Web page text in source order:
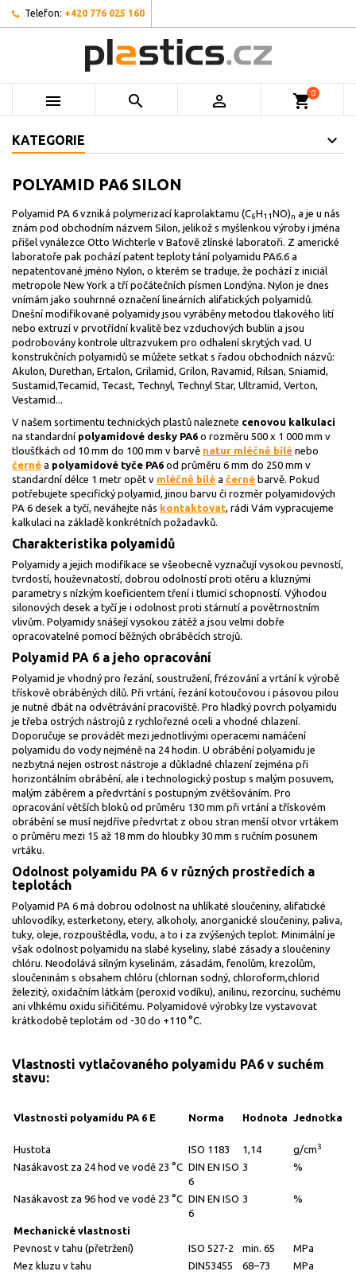
Telefon: +420 776 025 160
   shopping_cart0
KATEGORIE
POLYAMID PA6 SILON
Polyamid PA 6 vzniká polymerizací kaprolaktamu (C6H11 NO)n a je u nás
znám pod obchodním názvem Silon, jelikož s myšlenkou výroby i jména
přišel vynálezce Otto Wichterle v Baťově zlínské laboratoři. Z americké
laboratoře pak pochází patent teploty tání polyamidu PA6.6 a
nepatentované jméno Nylon, o kterém se traduje, že pochází z iniciál
metropole New York a tří počátečních písmen Londýna. Nylon je dnes
vnímám jako souhrnné označení lineárních alifatických polyamidů.
Dnešní modifikované polyamidy jsou vyráběny metodou tlakového lití
nebo extruzí v prvotřídní kvalitě bez vzduchových bublin a jsou
podrobovány kontrole ultrazvukem pro odhalení skrytých vad. U
konstrukčních polyamidů se můžete setkat s řadou obchodních názvů:
Akulon, Durethan, Ertalon, Grilamid, Grilon, Ravamid, Rilsan, Sniamid,
Sustamid,Tecamid, Tecast, Technyl, Technyl Star, Ultramid, Verton,
Vestamid...
V našem sortimentu technických plastů naleznete cenovou kalkulaci
na standardní polyamidové desky PA6 o rozměru 500 x 1 000 mm v
tloušťkách od 10 mm do 100 mm v barvě natur mléčně bílé nebo
černé a polyamidové tyče PA6 od průměru 6 mm do 250 mm v
standardní délce 1 metr opět v mléčně bílé a černé barvě. Pokud
potřebujete specifický polyamid, jinou barvu či rozměr polyamidových
PA 6 desek a tyčí, neváhejte nás kontaktovat, rádi Vám vypracujeme
kalkulaci na základě konkrétních požadavků.
Charakteristika polyamidů
Polyamidy a jejich modifikace se všeobecně vyznačují vysokou pevností,
tvrdostí, houževnatostí, dobrou odolností proti otěru a kluznými
parametry s nízkým koeficientem tření i tlumicí schopností. Výhodou
silonových desek a tyčí je i odolnost proti stárnutí a povětrnostním
vlivům. Polyamidy snášejí vysokou zátěž a jsou velmi dobře
opracovatelné pomocí běžných obráběcích strojů.
Polyamid PA 6 a jeho opracování
Polyamid je vhodný pro řezání, soustružení, frézování a vrtání k výrobě
třískově obráběných dílů. Při vrtání, řezání kotoučovou i pásovou pilou
je nutné dbát na odvětrávání pracoviště. Pro hladký povrch polyamidu
je třeba ostrých nástrojů z rychlořezné oceli a vhodné chlazení.
Doporučuje se provádět mezi jednotlivými operacemi namáčení
polyamidu do vody nejméně na 24 hodin. U obrábění polyamidu je
nezbytná nejen ostrost nástroje a důkladné chlazení zejména při
horizontálním obrábění, ale i technologický postup s malým posuvem,
malým záběrem a předvrtání s postupným zvětšováním. Pro
opracování větších bloků od průměru 130 mm při vrtání a třískovém
obrábění se musí nejdříve předvrtat z obou stran menší otvor vrtákem
o průměru mezi 15 až 18 mm do hloubky 30 mm s ručním posunem
vrtáku.
Odolnost polyamidu PA 6 v různých prostředích a
teplotách
Polyamid PA 6 má dobrou odolnost na uhlíkaté sloučeniny, alifatické
uhlovodíky, esterketony, etery, alkoholy, anorganické sloučeniny, paliva,
tuky, oleje, rozpouštědla, vodu, a to i za zvýšených teplot. Minimální je
však odolnost polyamidu na slabé kyseliny, slabé zásady a sloučeniny
chlóru. Neodolává silným kyselinám, zásadám, fenolům, krezolům,
sloučeninám s obsahem chlóru (chlornan sodný, chloroform,chlorid
železitý, oxidačním látkám (peroxid vodíku), anilinu, rezorcínu, suchému
ani vlhkému oxidu siřičitému. Polyamidové výrobky lze vystavovat
krátkodobě teplotám od -30 do +110 °C.
Vlastnosti vytlačovaného polyamidu PA6 v suchém
stavu:
Vlastnosti polyamidu PA 6 E Norma Hodnota Jednotka
Hustota ISO 1183 1,14 g/cm3
Nasákavost za 24 hod ve vodě 23 °C DIN EN ISO
6
3 %
Nasákavost za 96 hod ve vodě 23 °C DIN EN ISO
6
3 %
Mechanické vlastnosti
Pevnost v tahu (přetržení)
ISO 527-2 min. 65
MPa
Mez kluzu v tahu
DIN53455 68–73
MPa